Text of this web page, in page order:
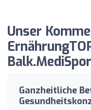
Unser
Ganzheitliche